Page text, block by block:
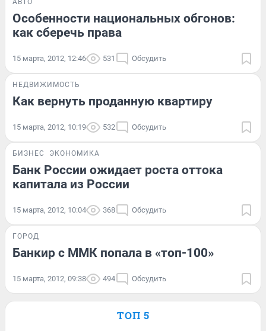
Особенности национальных обгонов:
как сберечь права
15 марта, 2012, 12:46 531 Обсудить
НЕДВИЖИМОСТЬ
Как вернуть проданную квартиру
15 марта, 2012, 10:19 532 Обсудить
БИЗНЕС ЭКОНОМИКА
Банк России ожидает роста оттока
капитала из России
15 марта, 2012, 10:04 368 Обсудить
ГОРОД
Банкир с ММК попала в «топ-100»
15 марта, 2012, 09:38 494 Обсудить
ТОП 5